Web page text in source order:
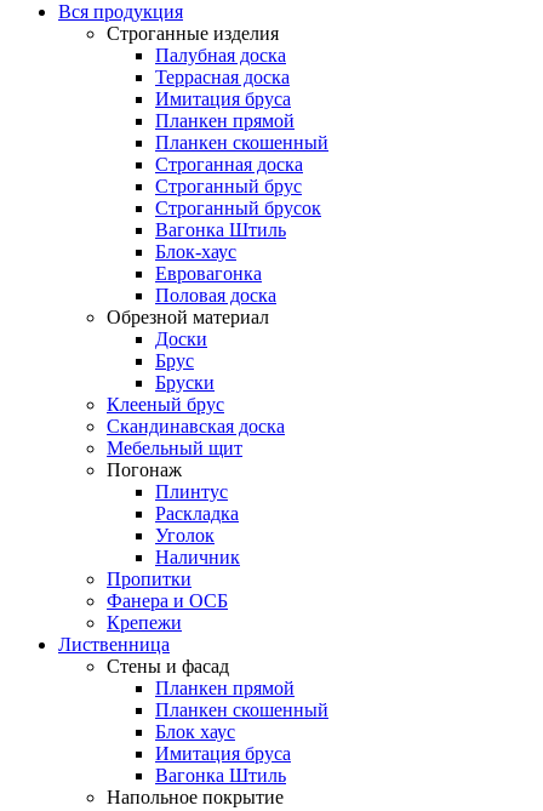
Вся продукция
Строганные изделия
Палубная доска
Террасная доска
Имитация бруса
Планкен прямой
Планкен скошенный
Строганная доска
Строганный брус
Строганный брусок
Вагонка Штиль
Блок-хаус
Евровагонка
Половая доска
Обрезной материал
Доски
Брус
Бруски
Клееный брус
Скандинавская доска
Мебельный щит
Погонаж
Плинтус
Раскладка
Уголок
Наличник
Пропитки
Фанера и ОСБ
Крепежи
Лиственница
Стены и фасад
Планкен прямой
Планкен скошенный
Блок хаус
Имитация бруса
Вагонка Штиль
Напольное покрытие